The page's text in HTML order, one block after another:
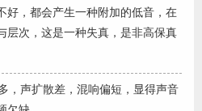
好，都会产生一种附加的低音，在
层次，这是一种失真，是非高保真
，声扩散差，混响偏短，显得声音